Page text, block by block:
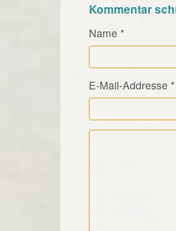
Kommentar
Name *
E-Mail-Addresse *
Kommentar Text